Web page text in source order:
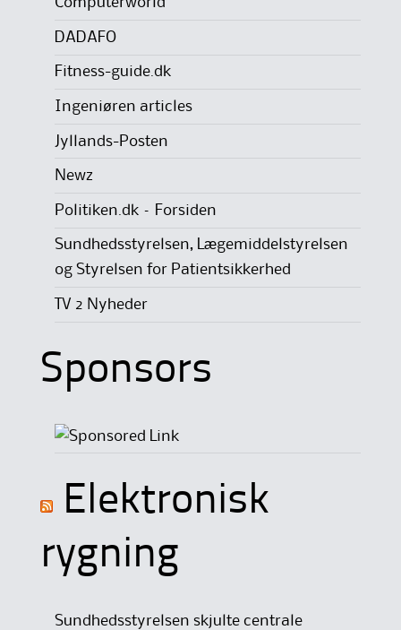
Computerworld
DADAFO
Fitness-guide.dk
Ingeniøren articles
Jyllands-Posten
Newz
Politiken.dk – Forsiden
Sundhedsstyrelsen, Lægemiddelstyrelsen
og Styrelsen for Patientsikkerhed
TV 2 Nyheder
Sponsors
Elektronisk
rygning
Sundhedsstyrelsen skjulte centrale